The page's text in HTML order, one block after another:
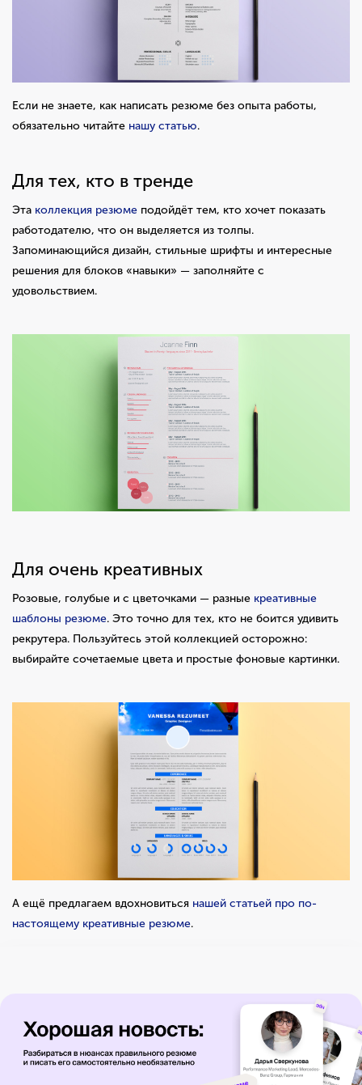
Если не знаете, как написать резюме без опыта работы,
обязательно читайте нашу статью.
Для тех, кто в тренде
Эта коллекция резюме подойдёт тем, кто хочет показать
работодателю, что он выделяется из толпы.
Запоминающийся дизайн, стильные шрифты и интересные
решения для блоков «навыки» — заполняйте с
удовольствием.
Для очень креативных
Розовые, голубые и с цветочками — разные креативные
шаблоны резюме. Это точно для тех, кто не боится удивить
рекрутера. Пользуйтесь этой коллекцией осторожно:
выбирайте сочетаемые цвета и простые фоновые картинки.
А ещё предлагаем вдохновиться нашей статьей про по-
настоящему креативные резюме.